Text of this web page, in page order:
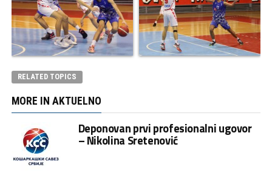
RELATED TOPICS
MORE IN AKTUELNO
Deponovan prvi profesionalni ugovor
– Nikolina Sretenović